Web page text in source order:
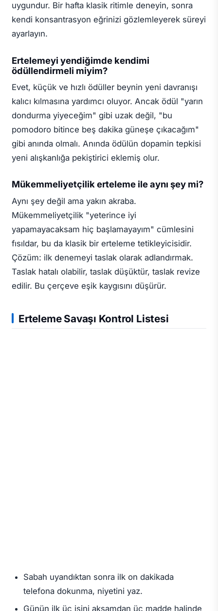
uygundur. Bir hafta klasik ritimle deneyin, sonra
kendi konsantrasyon eğrinizi gözlemleyerek süreyi
ayarlayın.
Ertelemeyi yendiğimde kendimi
ödüllendirmeli miyim?
Evet, küçük ve hızlı ödüller beynin yeni davranışı
kalıcı kılmasına yardımcı oluyor. Ancak ödül "yarın
dondurma yiyeceğim" gibi uzak değil, "bu
pomodoro bitince beş dakika güneşe çıkacağım"
gibi anında olmalı. Anında ödülün dopamin tepkisi
yeni alışkanlığa pekiştirici eklemiş olur.
Mükemmeliyetçilik erteleme ile aynı şey mi?
Aynı şey değil ama yakın akraba.
Mükemmeliyetçilik "yeterince iyi
yapamayacaksam hiç başlamayayım" cümlesini
fısıldar, bu da klasik bir erteleme tetikleyicisidir.
Çözüm: ilk denemeyi taslak olarak adlandırmak.
Taslak hatalı olabilir, taslak düşüktür, taslak revize
edilir. Bu çerçeve eşik kaygısını düşürür.
Erteleme Savaşı Kontrol Listesi
Sabah uyandıktan sonra ilk on dakikada
telefona dokunma, niyetini yaz.
Günün ilk üç işini akşamdan üç madde halinde